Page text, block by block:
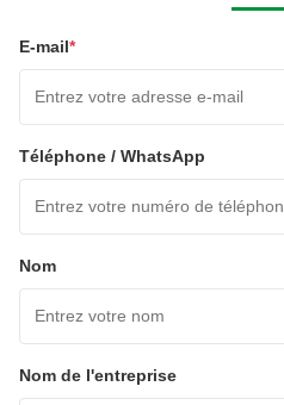
E-mail*
Téléphone / WhatsApp
Nom
Nom de l'entreprise